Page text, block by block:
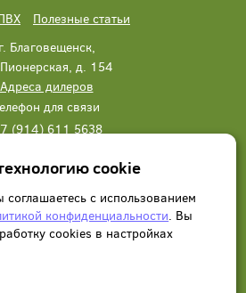
Полезные статьи
г. Благовещенск,
д. 154
Адреса дилеров
для связи
(914) 611 5638
нам Заказать звонок
cookie
соглашаетесь с использованием
конфиденциальности. Вы
сookies в настройках